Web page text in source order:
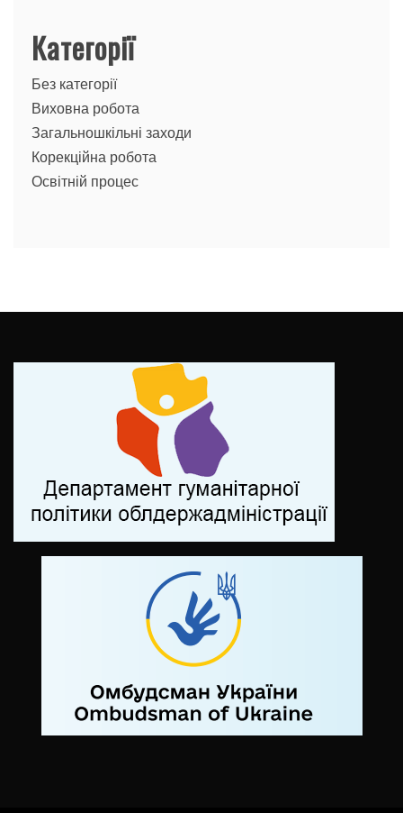
Категорії
Без категорії
Виховна робота
Загальношкільні заходи
Корекційна робота
Освітній процес